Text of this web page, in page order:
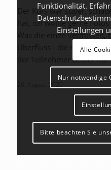
Der Kurs war super,
hat, ich wollte gerne
Was die einen vermissen,
Überfluss - die
der Teilnehmer beider
Funktionalität.
Einstellungen
Alle
Nur notwendige
Bitte beachten Sie